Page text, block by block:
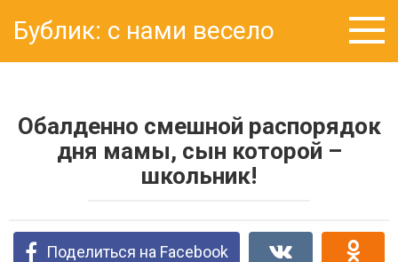
контенту
Бублик: с нами весело
Обалденно смешной распорядок
дня мамы, сын которой –
школьник!
Поделиться на Facebook